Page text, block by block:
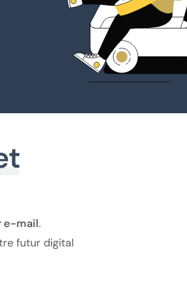
e-mail.
futur digital